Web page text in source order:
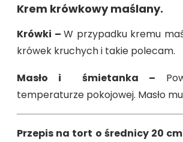
Krem krówkowy maślany.
Krówki – W przypadku kremu
krówek kruchych i takie polecam.
Masło i śmietanka –
temperaturze pokojowej. Masło
Przepis na tort o średnicy 20